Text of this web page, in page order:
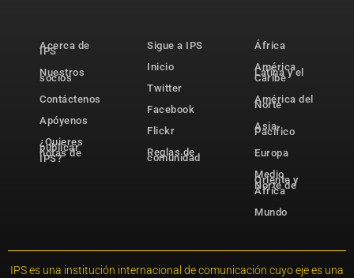
Acerca de
IPS
Nuestros
socios
Contáctenos
Apóyenos
¿Quieres
publicar
notas de
IPS?
Sigue a IPS
Inicio
Twitter
Facebook
Flickr
Reglas de
comunidad
África
América
Latina y el
Caribe
América del
Norte
Asia-
Pacífico
Europa
Medio
Oriente y
Norte de
África
Mundo
IPS es una institución internacional de comunicación cuyo eje es una